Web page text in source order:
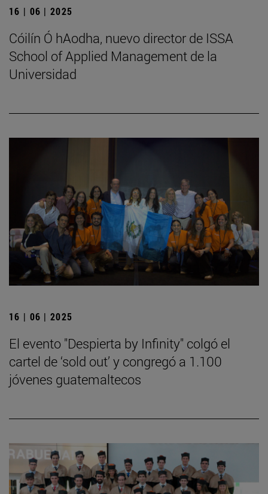
16 | 06 | 2025
Cóilín Ó hAodha, nuevo director de ISSA
School of Applied Management de la
Universidad
16 | 06 | 2025
El evento "Despierta by Infinity" colgó el
cartel de ‘sold out’ y congregó a 1.100
jóvenes guatemaltecos